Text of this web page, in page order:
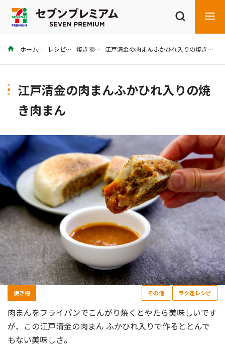
商品を探す レシピを探す
ホーム レシピ 焼き物 江戸清金の肉まんふかひれ入りの焼き肉まん
江戸清金の肉まんふかひれ入りの焼
き肉まん
焼き物 その他 ラク速レシピ
肉まんをフライパンでこんがり焼くとやたら美味しいです
が、この江戸清金の肉まん ふかひれ入りで作るととんで
もない美味しさ。